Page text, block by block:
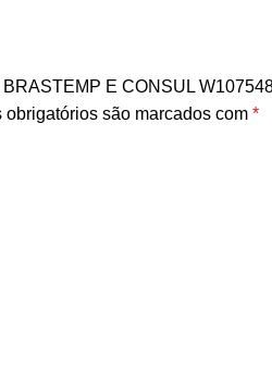
E CONSUL
obrigatórios são marcados com *